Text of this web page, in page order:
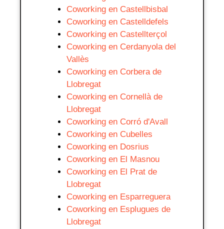
Coworking en Castellbisbal
Coworking en Castelldefels
Coworking en Castellterçol
Coworking en Cerdanyola del
Vallès
Coworking en Corbera de
Llobregat
Coworking en Cornellà de
Llobregat
Coworking en Corró d'Avall
Coworking en Cubelles
Coworking en Dosrius
Coworking en El Masnou
Coworking en El Prat de
Llobregat
Coworking en Esparreguera
Coworking en Esplugues de
Llobregat